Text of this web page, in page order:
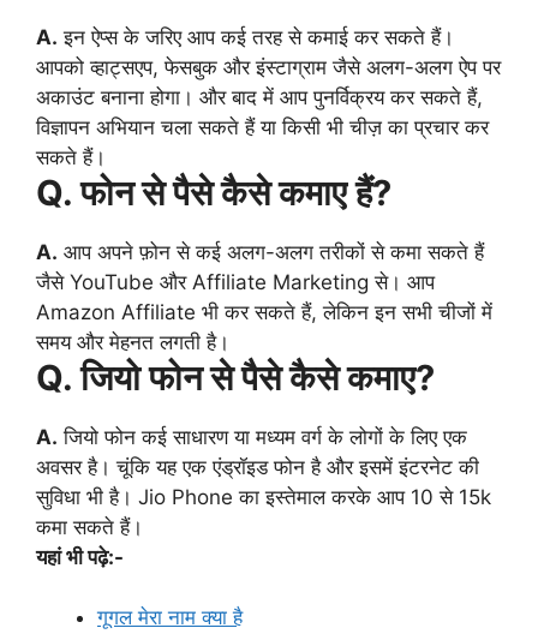
A. इन ऐप्स के जरिए आप कई तरह से कमाई कर सकते हैं।
आपको व्हाट्सएप, फेसबुक और इंस्टाग्राम जैसे अलग-अलग ऐप पर
अकाउंट बनाना होगा। और बाद में आप पुनर्विक्रय कर सकते हैं,
विज्ञापन अभियान चला सकते हैं या किसी भी चीज़ का प्रचार कर
सकते हैं।
Q. फोन से पैसे कैसे कमाए हैं?
A. आप अपने फ़ोन से कई अलग-अलग तरीकों से कमा सकते हैं
जैसे YouTube और Affiliate Marketing से। आप
Amazon Affiliate भी कर सकते हैं, लेकिन इन सभी चीजों में
समय और मेहनत लगती है।
Q. जियो फोन से पैसे कैसे कमाए?
A. जियो फोन कई साधारण या मध्यम वर्ग के लोगों के लिए एक
अवसर है। चूंकि यह एक एंड्रॉइड फोन है और इसमें इंटरनेट की
सुविधा भी है। Jio Phone का इस्तेमाल करके आप 10 से 15k
कमा सकते हैं।
यहां भी पढ़े:-
गूगल मेरा नाम क्या है